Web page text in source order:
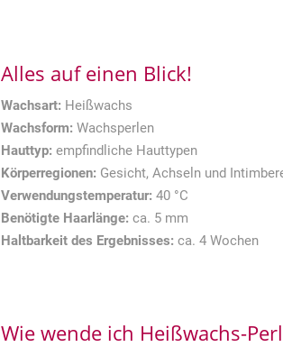
Alles auf einen Blick!
Wachsart: Heißwachs
Wachsform: Wachsperlen
Hauttyp: empfindliche Hauttypen
Körperregionen: Gesicht, Achseln und
Verwendungstemperatur: 40 °C
Benötigte Haarlänge: ca. 5 mm
Haltbarkeit des Ergebnisses: ca. 4 Wochen
Wie wende ich Heißwachs-